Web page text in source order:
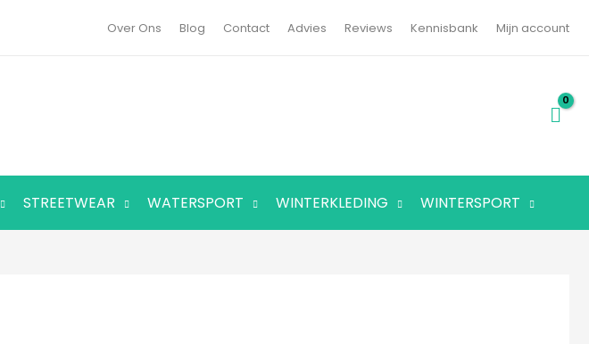
Over Ons Blog Contact Advies Reviews Kennisbank Mijn account
STREETWEAR WATERSPORT WINTERKLEDING WINTERSPORT